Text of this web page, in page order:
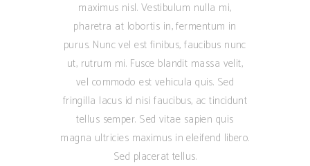
maximus nisl. Vestibulum nulla mi,
pharetra at lobortis in, fermentum in
purus. Nunc vel est finibus, faucibus nunc
ut, rutrum mi. Fusce blandit massa velit,
vel commodo est vehicula quis. Sed
fringilla lacus id nisi faucibus, ac tincidunt
tellus semper. Sed vitae sapien quis
magna ultricies maximus in eleifend libero.
Sed placerat tellus.